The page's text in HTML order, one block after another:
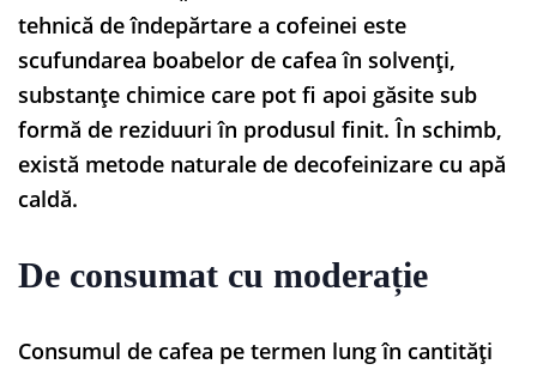
tehnică de îndepărtare a cofeinei este
scufundarea boabelor de cafea în solvenți,
substanțe chimice care pot fi apoi găsite sub
formă de reziduuri în produsul finit. În schimb,
există metode naturale de decofeinizare cu apă
caldă.
De consumat cu moderație
Consumul de cafea pe termen lung în cantități